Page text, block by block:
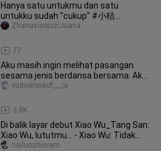
Hanya satu untukmu dan satu
untukku sudah "cukup" #小桔
koreografer presiden koreografi#
77
ZhangxiaojuziJuana
Aku masih ingin melihat pasangan
sesama jenis berdansa bersama. Aku
suka banget sama kalian berdua.
3.8K
yuquanxiaof___ia
Di balik layar debut Xiao Wu_Tang San:
Xiao Wu, lututmu... - Xiao Wu: Tidak
apa-apa, saudara ketiga,
nailuozhuvam